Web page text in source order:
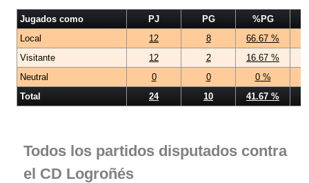
Jugados como PJ PG
%PG
Local
12 8
66.67 %
Visitante
12 2
16.67 %
Neutral
0 0
0 %
Total
24 10 41.67 %
Todos los partidos disputados contra
el CD Logroñés